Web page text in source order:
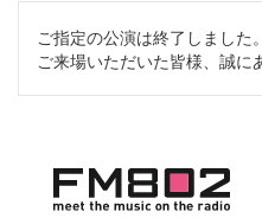
ご指定の公演は終了しました。
ご来場いただいた皆様、誠に